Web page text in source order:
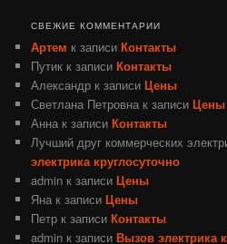
СВЕЖИЕ КОММЕНТАРИИ
Артем к записиКонтакты
Путик к записиКонтакты
Александр к записиЦены
Светлана Петровна к записиЦены
Анна к записиКонтакты
Лучший друг коммерческих
электрика круглосуточно
admin к записиЦены
Яна к записиЦены
Петр к записиКонтакты
admin к записиВызов электрика